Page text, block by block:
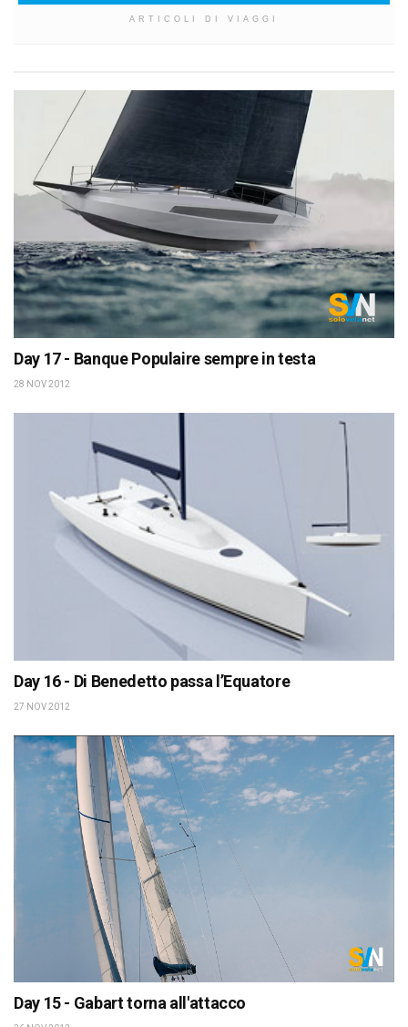
ARTICOLI DI VIAGGI
Day 17 - Banque Populaire sempre in testa
28 NOV 2012
Day 16 - Di Benedetto passa l’Equatore
27 NOV 2012
Day 15 - Gabart torna all'attacco